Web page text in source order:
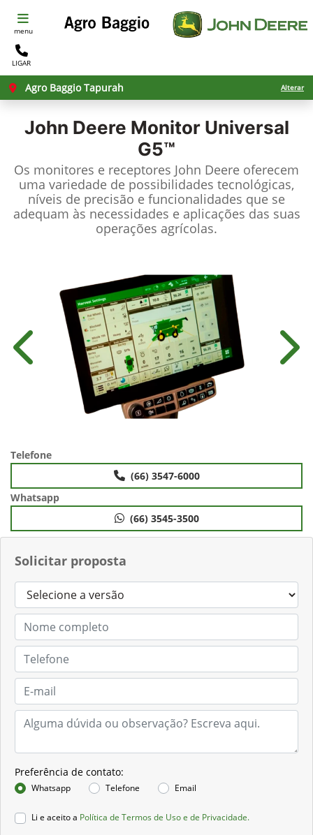
menu
LIGAR
Agro Baggio Tapurah Alterar
John Deere Monitor Universal
G5™
Os monitores e receptores John Deere oferecem
uma variedade de possibilidades tecnológicas,
níveis de precisão e funcionalidades que se
adequam às necessidades e aplicações das suas
operações agrícolas.
Solicitar proposta
Preferência de contato:
Whatsapp Telefone Email
Li e aceito a Política de Termos de Uso e de Privacidade.
Anterior
Telefone
(66) 3547-6000
Whatsapp
(66) 3545-3500